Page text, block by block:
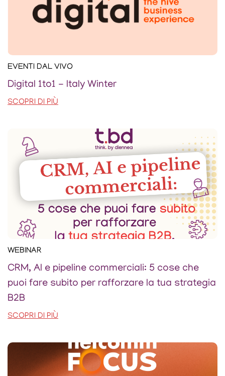
EVENTI DAL VIVO
Digital 1to1 - Italy Winter
SCOPRI DI PIÙ
WEBINAR
CRM, AI e pipeline commerciali: 5 cose che
puoi fare subito per rafforzare la tua strategia
B2B
SCOPRI DI PIÙ